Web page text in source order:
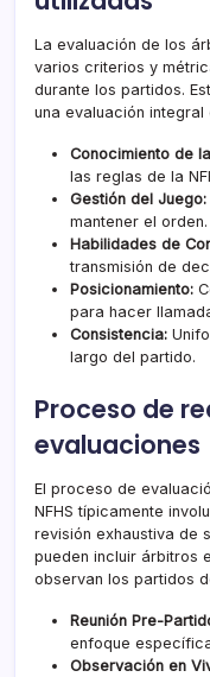
La evaluación de los
varios criterios y
durante los partidos.
una evaluación
Conocimiento de
las reglas de la
Gestión del Juego:
mantener el orden.
Habilidades de
transmisión de
Posicionamiento:
para hacer
Consistencia:
largo del partido.
Proceso de
evaluaciones
El proceso de
NFHS típicamente
revisión exhaustiva de
pueden incluir árbitros
observan los partidos
Reunión Pre-
enfoque
Observación en